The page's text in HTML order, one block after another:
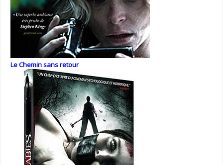
Le Chemin sans retour